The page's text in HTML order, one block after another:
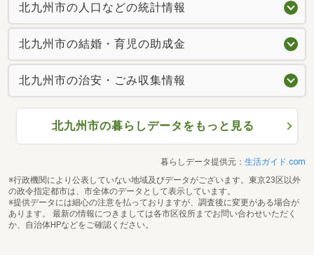
北九州市の人口などの統計情報
北九州市の結婚・育児の助成金
北九州市の治安・ごみ収集情報
北九州市の暮らしデータをもっと見る
暮らしデータ提供元： 生活ガイド.com
※行政機関により公表していない地域及びデータがございます。東京23区以外
の政令指定都市は、市全体のデータとして表示しています。
※提供データには細心の注意を払っておりますが、調査後に変更がある場合が
あります。 最新の情報につきましては各市区役所までお問い合わせいただく
か、自治体HPなどをご確認ください。